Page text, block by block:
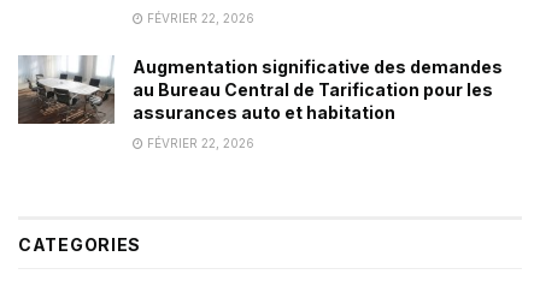
FÉVRIER 22, 2026
Augmentation significative des demandes
au Bureau Central de Tarification pour les
assurances auto et habitation
FÉVRIER 22, 2026
CATEGORIES